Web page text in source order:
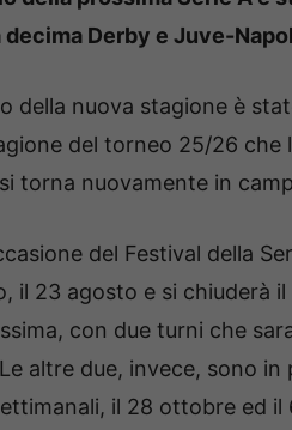
decima Derby e Juve-
della nuova stagione è
del torneo 25/26 che
torna nuovamente in
del Festival della
il 23 agosto e si chiuderà
con due turni che
altre due, invece, sono
il 28 ottobre ed il